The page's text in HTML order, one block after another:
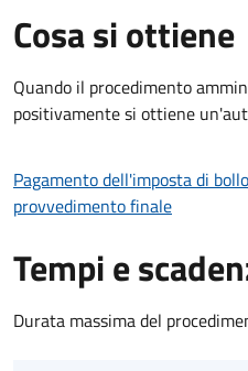
Cosa si ottiene
Quando il procedimento
positivamente si ottiene
Pagamento dell'imposta di
provvedimento finale
Tempi e
Durata massima del